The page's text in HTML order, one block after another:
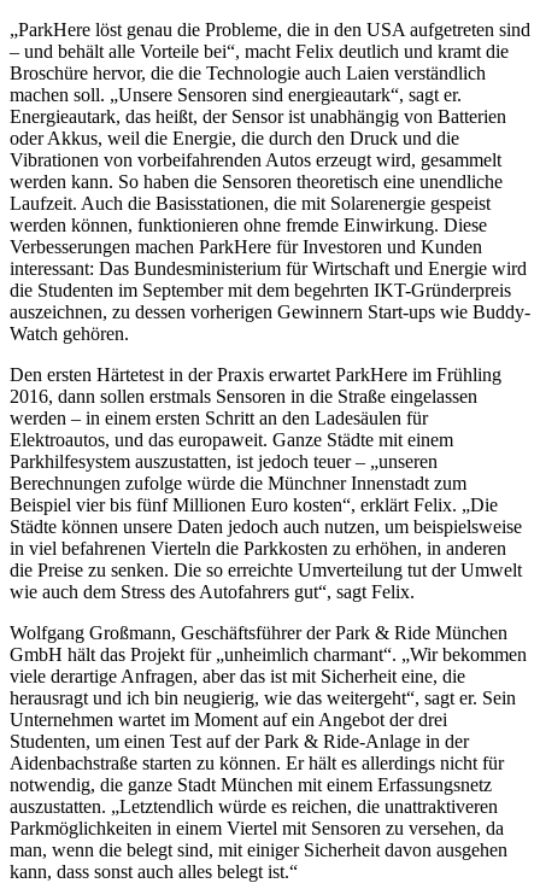
„ParkHere löst genau die Probleme, die in den USA aufgetreten sind
– und behält alle Vorteile bei“, macht Felix deutlich und kramt die
Broschüre hervor, die die Technologie auch Laien verständlich
machen soll. „Unsere Sensoren sind energieautark“, sagt er.
Energieautark, das heißt, der Sensor ist unabhängig von Batterien
oder Akkus, weil die Energie, die durch den Druck und die
Vibrationen von vorbeifahrenden Autos erzeugt wird, gesammelt
werden kann. So haben die Sensoren theoretisch eine unendliche
Laufzeit. Auch die Basisstationen, die mit Solarenergie gespeist
werden können, funktionieren ohne fremde Einwirkung. Diese
Verbesserungen machen ParkHere für Investoren und Kunden
interessant: Das Bundesministerium für Wirtschaft und Energie wird
die Studenten im September mit dem begehrten IKT-Gründerpreis
auszeichnen, zu dessen vorherigen Gewinnern Start-ups wie Buddy-
Watch gehören.
Den ersten Härtetest in der Praxis erwartet ParkHere im Frühling
2016, dann sollen erstmals Sensoren in die Straße eingelassen
werden – in einem ersten Schritt an den Ladesäulen für
Elektroautos, und das europaweit. Ganze Städte mit einem
Parkhilfesystem auszustatten, ist jedoch teuer – „unseren
Berechnungen zufolge würde die Münchner Innenstadt zum
Beispiel vier bis fünf Millionen Euro kosten“, erklärt Felix. „Die
Städte können unsere Daten jedoch auch nutzen, um beispielsweise
in viel befahrenen Vierteln die Parkkosten zu erhöhen, in anderen
die Preise zu senken. Die so erreichte Umverteilung tut der Umwelt
wie auch dem Stress des Autofahrers gut“, sagt Felix.
Wolfgang Großmann, Geschäftsführer der Park & Ride München
GmbH hält das Projekt für „unheimlich charmant“. „Wir bekommen
viele derartige Anfragen, aber das ist mit Sicherheit eine, die
herausragt und ich bin neugierig, wie das weitergeht“, sagt er. Sein
Unternehmen wartet im Moment auf ein Angebot der drei
Studenten, um einen Test auf der Park & Ride-Anlage in der
Aidenbachstraße starten zu können. Er hält es allerdings nicht für
notwendig, die ganze Stadt München mit einem Erfassungsnetz
auszustatten. „Letztendlich würde es reichen, die unattraktiveren
Parkmöglichkeiten in einem Viertel mit Sensoren zu versehen, da
man, wenn die belegt sind, mit einiger Sicherheit davon ausgehen
kann, dass sonst auch alles belegt ist.“